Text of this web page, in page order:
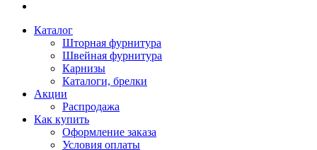
Каталог
Шторная фурнитура
Швейная фурнитура
Карнизы
Каталоги, брелки
Акции
Распродажа
Как купить
Оформление заказа
Условия оплаты